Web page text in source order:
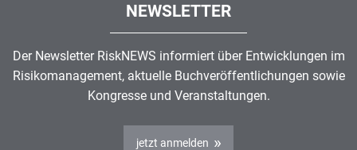
NEWSLETTER
Der Newsletter RiskNEWS informiert über Entwicklungen im
Risikomanagement, aktuelle Buchveröffentlichungen sowie
Kongresse und Veranstaltungen.
jetzt anmelden